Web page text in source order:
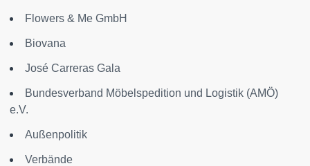
Flowers & Me GmbH
Biovana
José Carreras Gala
Bundesverband Möbelspedition und Logistik (AMÖ)
e.V.
Außenpolitik
Verbände